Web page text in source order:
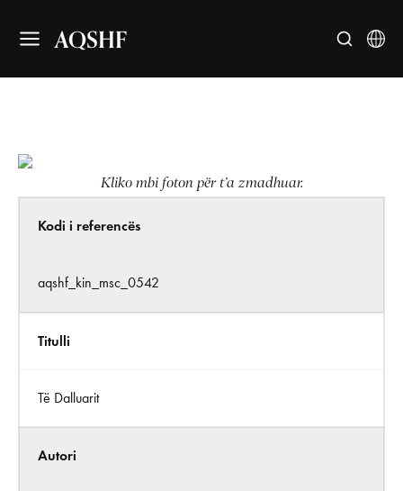
AQSHF
Kliko mbi foton për t’a zmadhuar.
Kodi i referencës
aqshf_kin_msc_0542
Titulli
Të Dalluarit
Autori